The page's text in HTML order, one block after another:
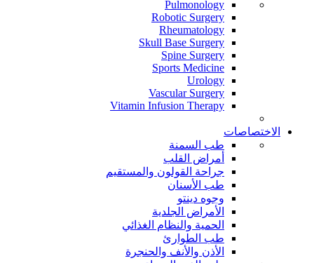
Pulmonology
Robotic Surgery
Rheumatology
Skull Base Surgery
Spine Surgery
Sports Medicine
Urology
Vascular Surgery
Vitamin Infusion Therapy
الاختصاصات
طب السمنة
أمراض القلب
جراحة القولون والمستقيم
طب الأسنان
وجوه دينتو
الأمراض الجلدية
الحمية والنظام الغذائي
طب الطوارئ
الأذن والأنف والحنجرة